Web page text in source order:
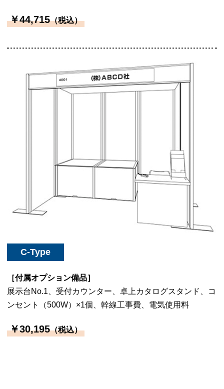
￥44,715（税込）
C-Type
［付属オプション備品］
展示台No.1、受付カウンター、卓上カタログスタンド、コ
ンセント（500W）×1個、幹線工事費、電気使用料
￥30,195（税込）